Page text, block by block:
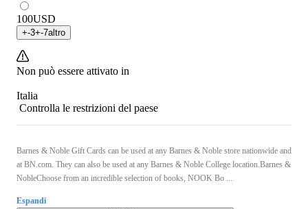
100USD
+-3+-7altro
Non può essere attivato in
Italia
Controlla le restrizioni del paese
Barnes & Noble Gift Cards can be used at any Barnes & Noble store nationwide and
at BN.com. They can also be used at any Barnes & Noble College location.Barnes &
NobleChoose from an incredible selection of books, NOOK Bo ...
Espandi